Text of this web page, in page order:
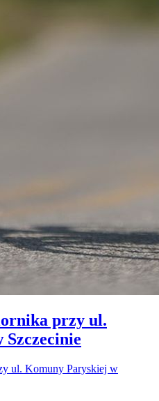
przy ul.